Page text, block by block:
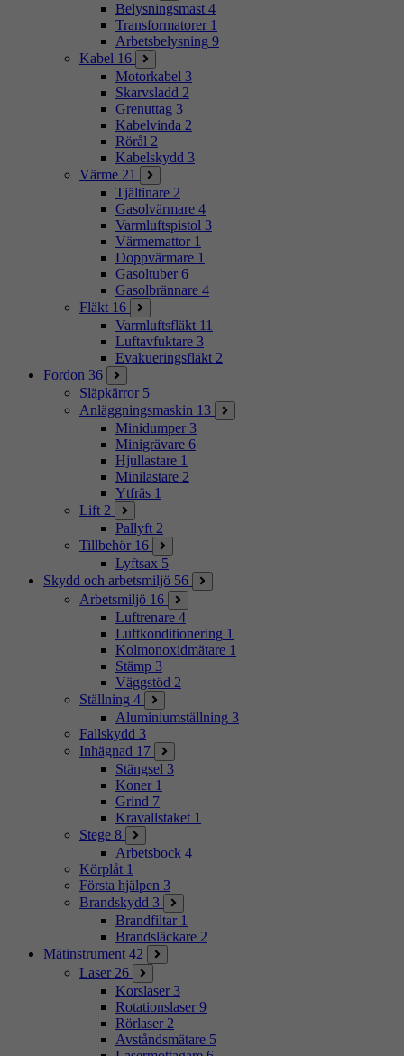
Belysningsmast 4
Transformatorer 1
Arbetsbelysning 9
Kabel 16
Motorkabel 3
Skarvsladd 2
Grenuttag 3
Kabelvinda 2
Rörål 2
Kabelskydd 3
Värme 21
Tjältinare 2
Gasolvärmare 4
Varmluftspistol 3
Värmemattor 1
Doppvärmare 1
Gasoltuber 6
Gasolbrännare 4
Fläkt 16
Varmluftsfläkt 11
Luftavfuktare 3
Evakueringsfläkt 2
Fordon 36
Släpkärror 5
Anläggningsmaskin 13
Minidumper 3
Minigrävare 6
Hjullastare 1
Minilastare 2
Ytfräs 1
Lift 2
Pallyft 2
Tillbehör 16
Lyftsax 5
Skydd och arbetsmiljö 56
Arbetsmiljö 16
Luftrenare 4
Luftkonditionering 1
Kolmonoxidmätare 1
Stämp 3
Väggstöd 2
Ställning 4
Aluminiumställning 3
Fallskydd 3
Inhägnad 17
Stängsel 3
Koner 1
Grind 7
Kravallstaket 1
Stege 8
Arbetsbock 4
Körplåt 1
Första hjälpen 3
Brandskydd 3
Brandfiltar 1
Brandsläckare 2
Mätinstrument 42
Laser 26
Korslaser 3
Rotationslaser 9
Rörlaser 2
Avståndsmätare 5